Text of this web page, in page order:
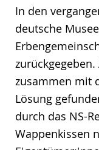
In den
deutsche
zusammen mit
Lösung
durch das NS-
Wappenkissen